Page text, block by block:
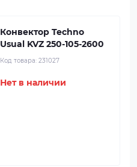
Конвектор Techno
Usual KVZ 250-105-2600
Код товара: 231027
Нет в наличии